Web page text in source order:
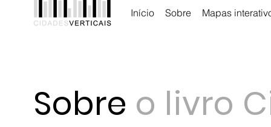
Início Sobre Mapas
Sobre o livro